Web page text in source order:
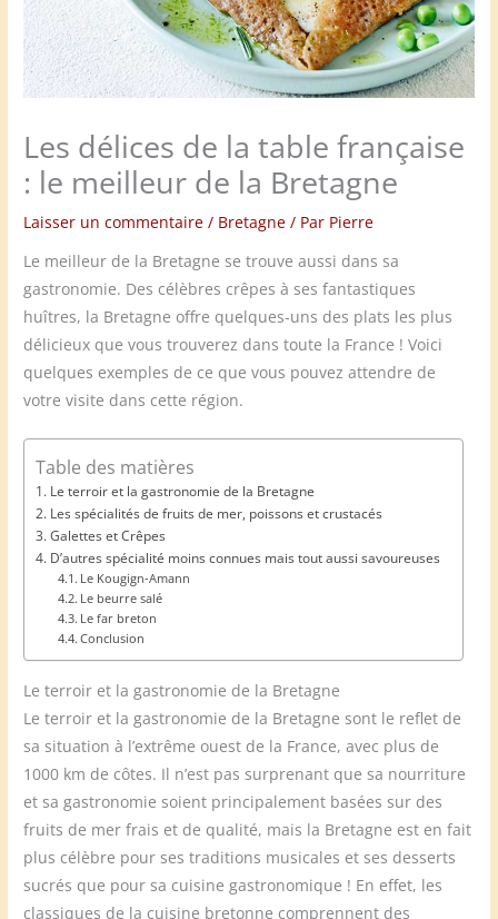
Les délices de la table française
: le meilleur de la Bretagne
Laisser un commentaire / Bretagne / Par Pierre
Le meilleur de la Bretagne se trouve aussi dans sa
gastronomie. Des célèbres crêpes à ses fantastiques
huîtres, la Bretagne offre quelques-uns des plats les plus
délicieux que vous trouverez dans toute la France ! Voici
quelques exemples de ce que vous pouvez attendre de
votre visite dans cette région.
Table des matières
Le terroir et la gastronomie de la Bretagne
Les spécialités de fruits de mer, poissons et crustacés
Galettes et Crêpes
D’autres spécialité moins connues mais tout aussi savoureuses
Le Kougign-Amann
Le beurre salé
Le far breton
Conclusion
Le terroir et la gastronomie de la Bretagne
Le terroir et la gastronomie de la Bretagne sont le reflet de
sa situation à l’extrême ouest de la France, avec plus de
1000 km de côtes. Il n’est pas surprenant que sa nourriture
et sa gastronomie soient principalement basées sur des
fruits de mer frais et de qualité, mais la Bretagne est en fait
plus célèbre pour ses traditions musicales et ses desserts
sucrés que pour sa cuisine gastronomique ! En effet, les
classiques de la cuisine bretonne comprennent des